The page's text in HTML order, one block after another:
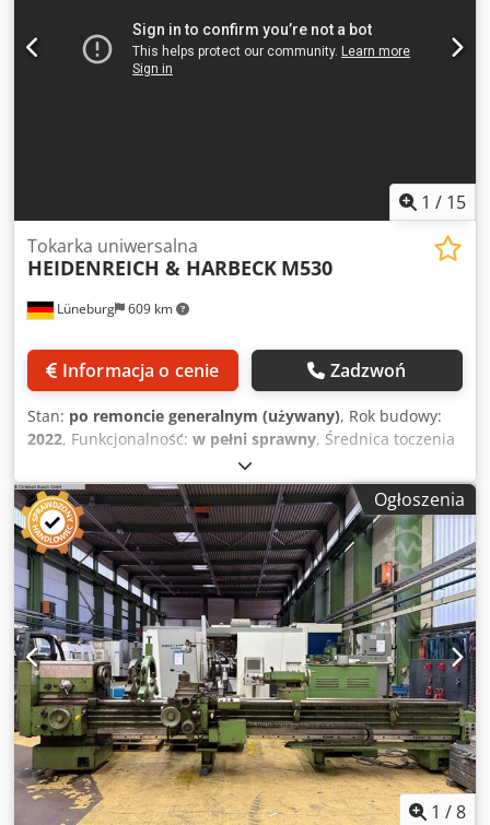
1 / 15
Lüneburg 609 km
Tokarka uniwersalna
HEIDENREICH & HARBECK M530
Informacja o cenie Zadzwoń
Stan: po remoncie generalnym (używany), Rok budowy:
2022, Funkcjonalność: w pełni sprawny, Średnica toczenia
nad łożem: 540 mm Dkedpfx Aceztc U Iezor Długość
toczenia: 1 500 mm Średnica toczenia w wykroju: 580 mm
Maks. przesuw suportu poprzecznego: ok. 415 mm Maks.
przesuw suportu górnego: ok. 140 mm Zakres obrotów: 0 -
1 800 obr./min Średnica wrzeciona głównego: 135 mm
Przelot wrzeciona: 68 mm Średnica stożka wewnętrznego:
83 mm Szerokość łoża: 403 mm Wyposażenie: Uchwyt
trójszczękowy FORKARDT F250 Cyfrowy odczyt 3-osiowy
FAGOR Podtrzymka stała Osłona uchwytu Wanna
odbierająca wióry Uchwyt narzędziowy: 6 szt. opraw
nożowych, 1 szt. oprawa do tulei zaciskowej Układ
chłodzenia
Ogłoszenia
1 /8